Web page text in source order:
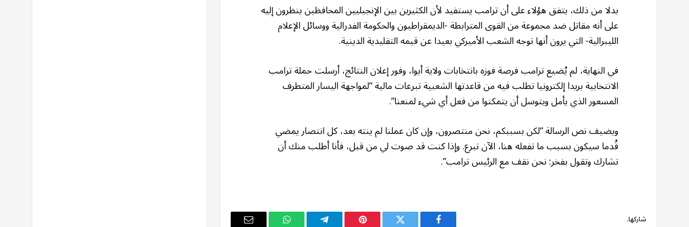
بدلا من ذلك، يتفق هؤلاء على أن ترامب يستفيد لأن الكثيرين بين الإنجيليين المحافظين ينظرون إليه
على أنه مقاتل ضد مجموعة من القوى المترابطة -الديمقراطيون والحكومة الفدرالية ووسائل الإعلام
الليبرالية- التي يرون أنها توجه الشعب الأميركي بعيدا عن قيمه التقليدية الدينية.
في النهاية، لم يُضيع ترامب فرصة فوزه بانتخابات ولاية أيوا، وفور إعلان النتائج، أرسلت حملة ترامب
الانتخابية بريدا إلكترونيا تطلب فيه من قاعدتها الشعبية تبرعات مالية “لمواجهة اليسار المتطرف
المسعور الذي يأمل ويتوسل أن يتمكنوا من فعل أي شيء لمنعنا”.
ويضيف نص الرسالة “لكن بسببكم، نحن منتصرون، وإن كان عملنا لم ينته بعد، كل انتصار يمضي
قُدما سيكون بسبب ما تفعله هنا، الآن تبرع. وإذا كنت قد صوت لي من قبل، فأنا أطلب منك أن
تشارك وتقول بفخر: نحن نقف مع الرئيس ترامب”.
شاركها.